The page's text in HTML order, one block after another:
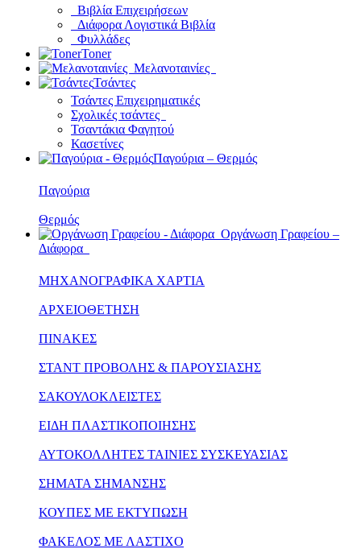
Βιβλία Επιχειρήσεων
Διάφορα Λογιστικά Βιβλία
Φυλλάδες
Toner
Μελανοταινίες
Τσάντες
Τσάντες Επιχειρηματικές
Σχολικές τσάντες
Τσαντάκια Φαγητού
Κασετίνες
Παγούρια – Θερμός
Παγούρια
Θερμός
Οργάνωση Γραφείου –
Διάφορα
ΜΗΧΑΝΟΓΡΑΦΙΚΑ ΧΑΡΤΙΑ
ΑΡΧΕΙΟΘΕΤΗΣΗ
ΠΙΝΑΚΕΣ
ΣΤΑΝΤ ΠΡΟΒΟΛΗΣ & ΠΑΡΟΥΣΙΑΣΗΣ
ΣΑΚΟΥΛΟΚΛΕΙΣΤΕΣ
ΕΙΔΗ ΠΛΑΣΤΙΚΟΠΟΙΗΣΗΣ
ΑΥΤΟΚΟΛΛΗΤΕΣ ΤΑΙΝΙΕΣ ΣΥΣΚΕΥΑΣΙΑΣ
ΣΗΜΑΤΑ ΣΗΜΑΝΣΗΣ
ΚΟΥΠΕΣ ΜΕ ΕΚΤΥΠΩΣΗ
ΦΑΚΕΛΟΣ ΜΕ ΛΑΣΤΙΧΟ